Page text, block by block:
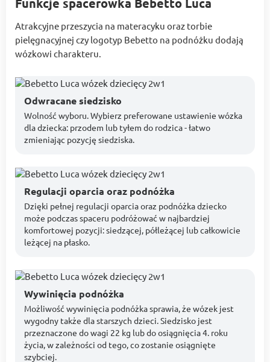
Atrakcyjne przeszycia na materacyku oraz torbie
pielęgnacyjnej czy logotyp Bebetto na podnóżku dodają
wózkowi charakteru.
Odwracane siedzisko
Wolność wyboru. Wybierz preferowane ustawienie wózka
dla dziecka: przodem lub tyłem do rodzica - łatwo
zmieniając pozycję siedziska.
Regulacji oparcia oraz podnóżka
Dzięki pełnej regulacji oparcia oraz podnóżka dziecko
może podczas spaceru podróżować w najbardziej
komfortowej pozycji: siedzącej, półleżącej lub całkowicie
leżącej na płasko.
Wywinięcia podnóżka
Możliwość wywinięcia podnóżka sprawia, że wózek jest
wygodny także dla starszych dzieci. Siedzisko jest
przeznaczone do wagi 22 kg lub do osiągnięcia 4. roku
życia, w zależności od tego, co zostanie osiągnięte
szybciej.